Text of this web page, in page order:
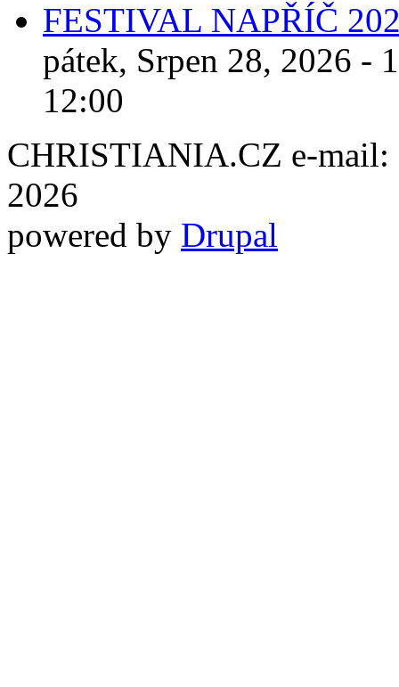
FESTIVAL NAPŘÍČ
pátek, Srpen 28, 2026 -
12:00
CHRISTIANIA.CZ e-mail:
2026
powered by Drupal